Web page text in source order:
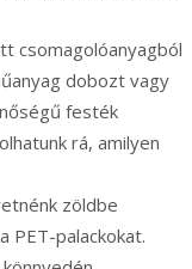
csomagolóanyagból
dobozt vagy
festék
rá, amilyen
zöldbe
PET-palackokat.